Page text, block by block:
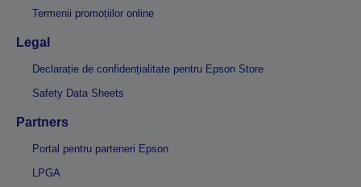
Termenii promoțiilor online
Legal
Declarație de confidențialitate pentru Epson Store
Safety Data Sheets
Partners
Portal pentru parteneri Epson
LPGA